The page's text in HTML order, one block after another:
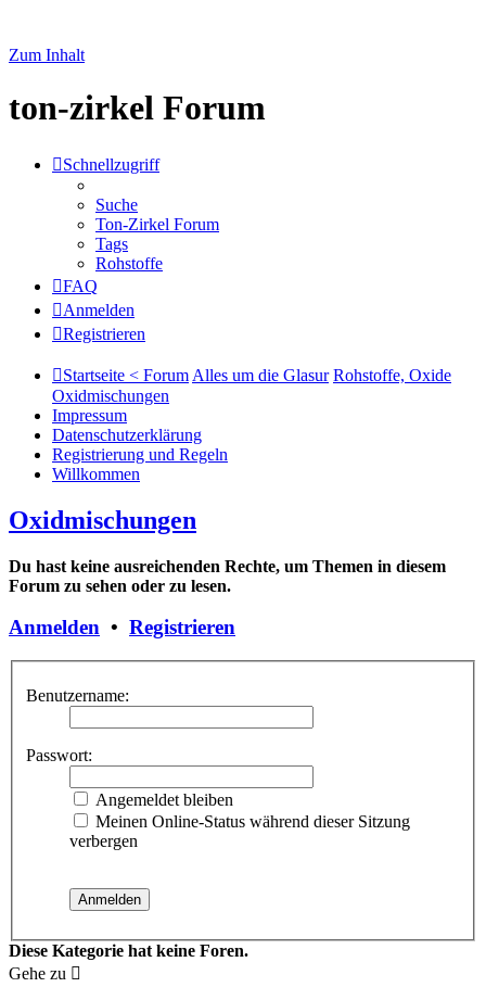
Zum Inhalt
ton-zirkel Forum
Schnellzugriff
Suche
Ton-Zirkel Forum
Tags
Rohstoffe
FAQ
Anmelden
Registrieren
Startseite < Forum Alles um die Glasur Rohstoffe, Oxide
Oxidmischungen
Impressum
Datenschutzerklärung
Registrierung und Regeln
Willkommen
Oxidmischungen
Du hast keine ausreichenden Rechte, um Themen in diesem
Forum zu sehen oder zu lesen.
Anmelden • Registrieren
Benutzername:
Passwort:
Angemeldet bleiben
Meinen Online-Status während dieser Sitzung
verbergen
Diese Kategorie hat keine Foren.
Gehe zu